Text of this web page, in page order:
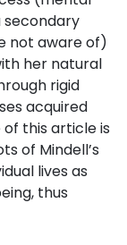
not aware of)
her natural
rigid
acquired
of this article is
of Mindell’s
lives as
thus